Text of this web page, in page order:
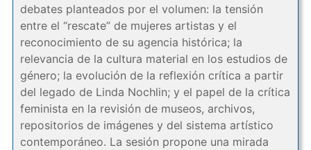
debates planteados por el volumen: la tensión
entre el “rescate” de mujeres artistas y el
reconocimiento de su agencia histórica; la
relevancia de la cultura material en los estudios de
género; la evolución de la reflexión crítica a partir
del legado de Linda Nochlin; y el papel de la crítica
feminista en la revisión de museos, archivos,
repositorios de imágenes y del sistema artístico
contemporáneo. La sesión propone una mirada